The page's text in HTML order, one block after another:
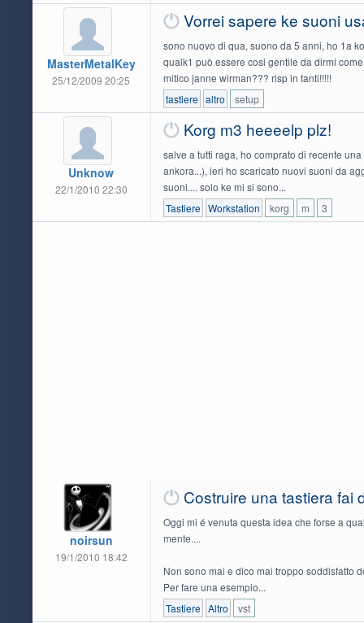
MasterMetalKey
25/12/2009 20:25
Vorrei sapere ke suoni
sono nuovo di qua, suono da 5 anni, ho 1a
qualk1 può essere cosi gentile da dirmi
mitico janne wirman??? risp in tanti!!!!!
tastiere altro setup
Unknow
22/1/2010 22:30
Korg m3 heeeelp plz!
salve a tutti raga, ho comprato di recente
ankora...), ieri ho scaricato nuovi suoni da
suoni.... solo ke mi si sono...
Tastiere Workstation korg m 3
noirsun
19/1/2010 18:42
Costruire una tastiera fai
Oggi mi é venuta questa idea che forse a
mente....
Non sono mai e dico mai troppo soddisfatto
Per fare una esempio...
Tastiere Altro vst